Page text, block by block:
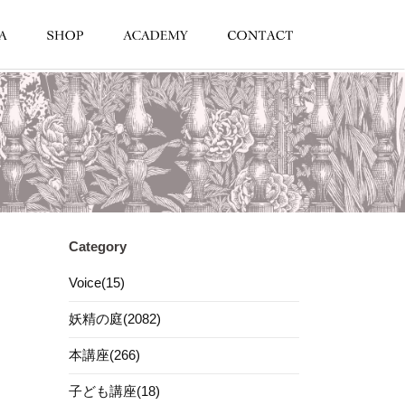
Category
Voice(15)
妖精の庭(2082)
本講座(266)
子ども講座(18)